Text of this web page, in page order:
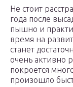
Не стоит
года после
пышно и
время на
станет
очень активно
покроется
произошло